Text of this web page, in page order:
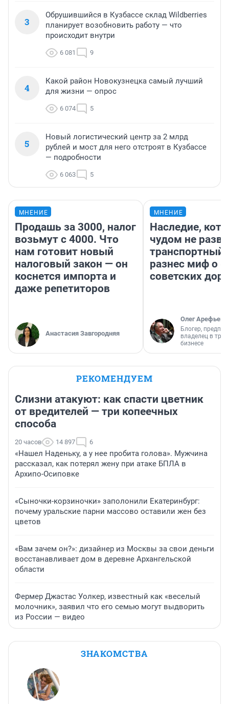
3
Обрушившийся в Кузбассе склад Wildberries
планирует возобновить работу — что
происходит внутри
6 081 9
4
Какой район Новокузнецка самый лучший
для жизни — опрос
6 074 5
5
Новый логистический центр за 2 млрд
рублей и мост для него отстроят в Кузбассе
— подробности
6 063 5
МНЕНИЕ
Продашь за 3000, налог
возьмут с 4000. Что
нам готовит новый
налоговый закон — он
коснется импорта и
даже репетиторов
Анастасия Завгородняя
МНЕНИЕ
Наследие,
чудом не
транспортный
разнес миф о
советских
Олег Арефьев
Блогер,
владелец в
бизнесе
РЕКОМЕНДУЕМ
Слизни атакуют: как спасти цветник
от вредителей — три копеечных
способа
20 часов 14 897 6
«Нашел Наденьку, а у нее пробита голова». Мужчина
рассказал, как потерял жену при атаке БПЛА в
Архипо-Осиповке
«Сыночки-корзиночки» заполонили Екатеринбург:
почему уральские парни массово оставили жен без
цветов
«Вам зачем он?»: дизайнер из Москвы за свои деньги
восстанавливает дом в деревне Архангельской
области
Фермер Джастас Уолкер, известный как «веселый
молочник», заявил что его семью могут выдворить
из России — видео
ЗНАКОМСТВА